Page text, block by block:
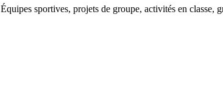
Équipes sportives, projets de groupe, activités en classe,